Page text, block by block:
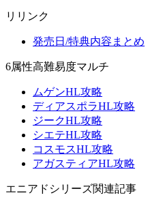
リリンク
発売日/特典内容まとめ
6属性高難易度マルチ
ムゲンHL攻略
ディアスポラHL攻略
ジークHL攻略
シエテHL攻略
コスモスHL攻略
アガスティアHL攻略
エニアドシリーズ関連記事